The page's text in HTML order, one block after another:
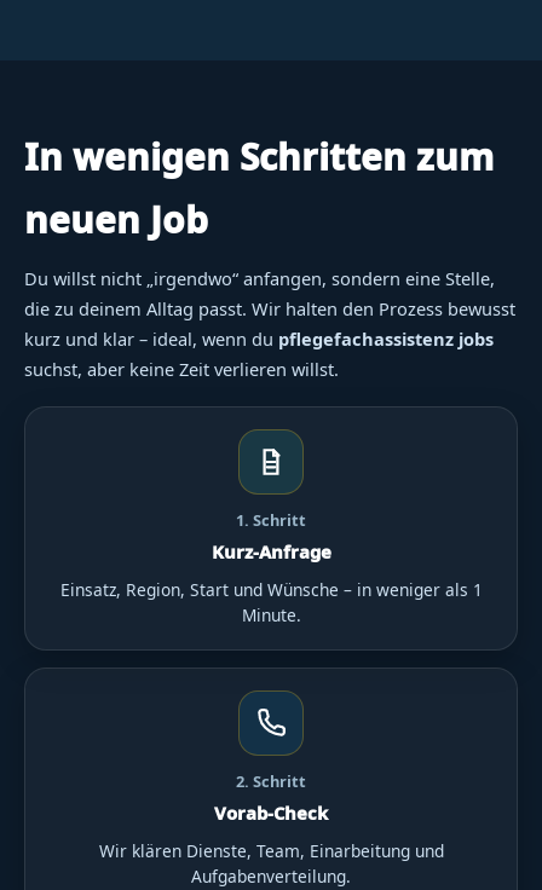
In wenigen Schritten zum
neuen Job
Du willst nicht „irgendwo“ anfangen, sondern eine Stelle,
die zu deinem Alltag passt. Wir halten den Prozess bewusst
kurz und klar – ideal, wenn du pflegefachassistenz jobs
suchst, aber keine Zeit verlieren willst.
1. Schritt
Kurz-Anfrage
Einsatz, Region, Start und Wünsche – in weniger als 1
Minute.
2. Schritt
Vorab-Check
Wir klären Dienste, Team, Einarbeitung und
Aufgabenverteilung.